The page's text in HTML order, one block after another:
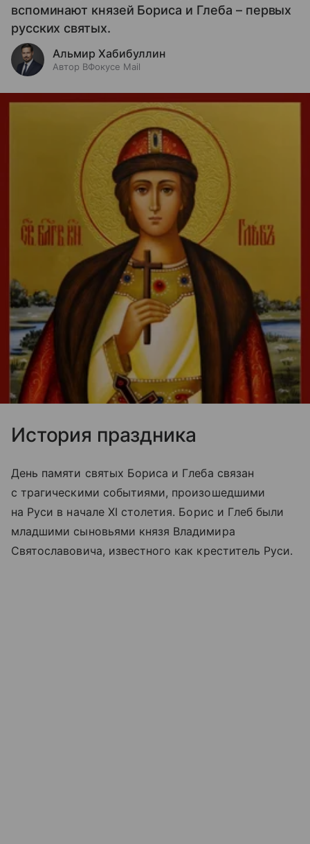
вспоминают князей Бориса и Глеба – первых
русских святых.
Альмир Хабибуллин
Автор ВФокусе Mail
История праздника
День памяти святых Бориса и Глеба связан
с трагическими событиями, произошедшими
на Руси в начале XI столетия. Борис и Глеб были
младшими сыновьями князя Владимира
Святославовича, известного как креститель Руси.